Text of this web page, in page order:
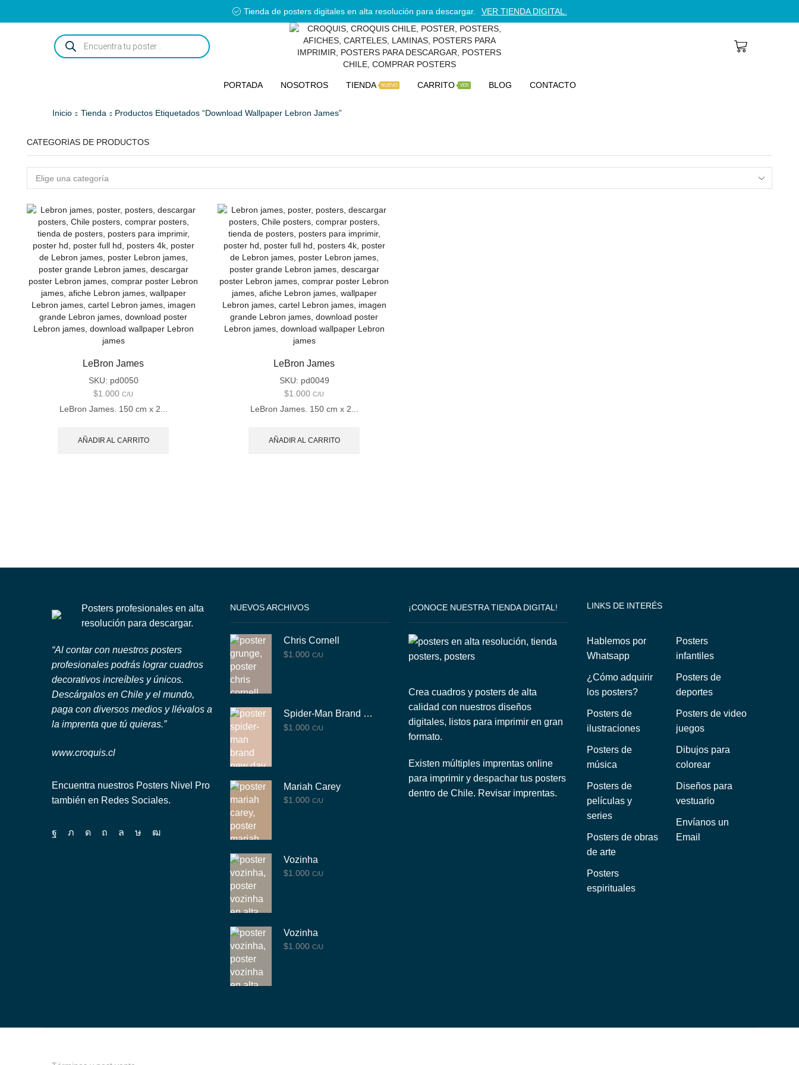
Tienda de posters digitales en alta resolución para descargar. VER TIENDA DIGITAL.
ENCUENTRA
TU
POSTER...
PORTADA NOSOTROS TIENDA NUEVO CARRITO VER BLOG CONTACTO
Inicio Tienda Productos Etiquetados “download Wallpaper Lebron James”
CATEGORÍAS DE PRODUCTOS
LeBron James
SKU: pd0050
$1.000 C/U
LeBron James. 150 cm x 2...
AÑADIR AL CARRITO
LeBron James
SKU: pd0049
$1.000 C/U
LeBron James. 150 cm x 2...
AÑADIR AL CARRITO
Posters profesionales en alta
resolución para descargar.
“Al contar con nuestros posters
profesionales podrás lograr cuadros
decorativos increíbles y únicos.
Descárgalos en Chile y el mundo,
paga con diversos medios y llévalos a
la imprenta que tú quieras.”
www.croquis.cl
Encuentra nuestros Posters Nivel Pro
también en Redes Sociales.
Facebook
NUEVOS ARCHIVOS
Chris Cornell
$1.000 C/U
Spider-Man Brand New Day
$1.000 C/U
Mariah Carey
$1.000 C/U
Vozinha
$1.000 C/U
Vozinha
$1.000 C/U
¡CONOCE NUESTRA TIENDA DIGITAL!
Crea cuadros y posters de alta
calidad con nuestros diseños
digitales, listos para imprimir en gran
formato.
Existen múltiples imprentas online
para imprimir y despachar tus posters
dentro de Chile. Revisar imprentas.
LINKS DE INTERÉS
Hablemos por
Whatsapp
¿Cómo adquirir
los posters?
Posters de
ilustraciones
Posters de
música
Posters de
películas y
series
Posters de obras
de arte
Posters
espirituales
Posters
infantiles
Posters de
deportes
Posters de video
juegos
Dibujos para
colorear
Diseños para
vestuario
Envíanos un
Email